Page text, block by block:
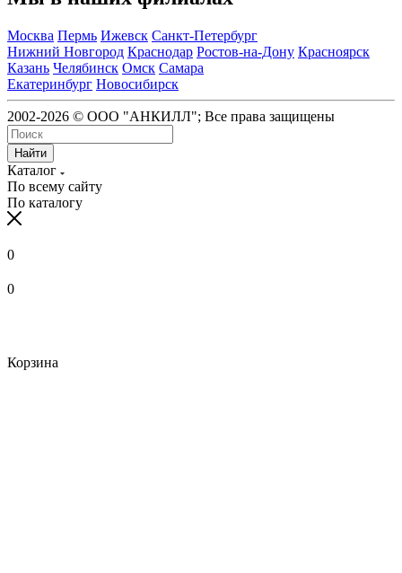
Москва Пермь Ижевск Санкт-Петербург
Нижний Новгород Краснодар Ростов-на-Дону Красноярск
Казань Челябинск Омск Самара
Екатеринбург Новосибирск
2002-2026 © ООО "АНКИЛЛ"; Все права защищены
Найти
Каталог
По всему сайту
По каталогу
0
0
Корзина